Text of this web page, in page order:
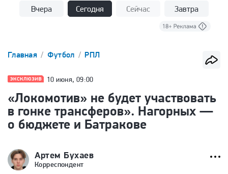
Вчера Сегодня Сейчас Завтра
Главная Футбол РПЛ
10 июня, 09:00
«Локомотив» не будет участвовать
в гонке трансферов». Нагорных —
о бюджете и Батракове
Артем Бухаев
Корреспондент